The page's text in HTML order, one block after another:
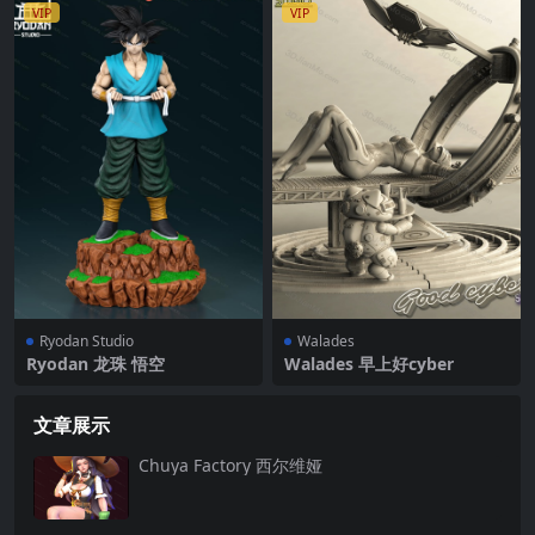
VIP
Ryodan Studio
Ryodan 龙珠 悟空
VIP
Walades
Walades 早上好cyber
文章展示
Chuya Factory 西尔维娅